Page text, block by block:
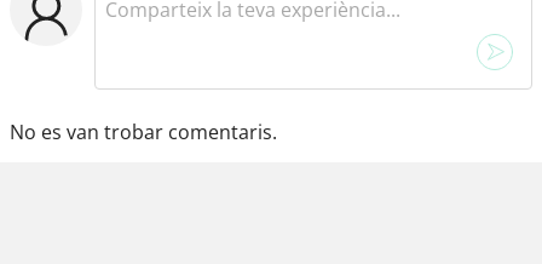
No es van trobar comentaris.